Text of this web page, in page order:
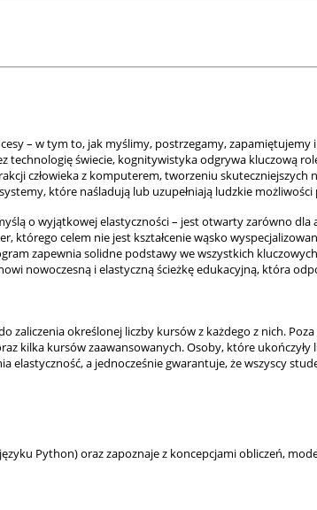
– w tym to, jak myślimy, postrzegamy,
świecie, kognitywistyka odgrywa kluczową
człowieka z komputerem, tworzeniu
które naśladują lub uzupełniają ludzkie
o wyjątkowej elastyczności – jest otwarty zarówno
celem nie jest kształcenie wąsko
zapewnia solidne podstawy we wszystkich
nowoczesną i elastyczną ścieżkę edukacyjną, która
zaliczenia określonej liczby kursów z każdego z nich.
kilka kursów zaawansowanych. Osoby, które
elastyczność, a jednocześnie gwarantuje, że wszyscy
Python) oraz zapoznaje z koncepcjami obliczeń,